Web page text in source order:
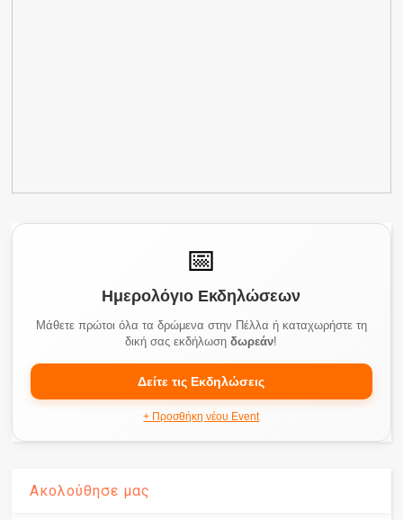
📅
Ημερολόγιο Εκδηλώσεων
Μάθετε πρώτοι όλα τα δρώμενα στην Πέλλα ή καταχωρήστε τη
δική σας εκδήλωσηδωρεάν!
Δείτε τις Εκδηλώσεις
+ Προσθήκη νέου Event
Ακολούθησε μας